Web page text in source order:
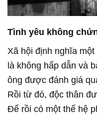
Tình yêu không
Xã hội định nghĩa
là không hấp dẫn và
ông được đánh giá
Rồi từ đó, độc thân
Để rồi có một thế hệ